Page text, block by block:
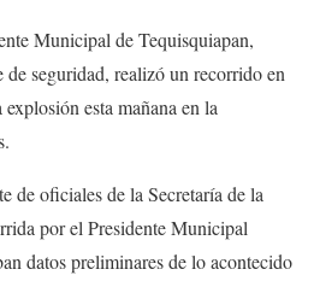
Municipal de Tequisquiapan,
de seguridad, realizó un recorrido en
esta mañana en la
de oficiales de la Secretaría de la
por el Presidente Municipal
datos preliminares de lo acontecido